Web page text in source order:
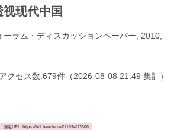
现代中国
ーラム・ディスカッションペーパー, 2010,
アクセス数:679件 （2026-08-08 21:49 集計）
固定URL: https://hdl.handle.net/11094/13300